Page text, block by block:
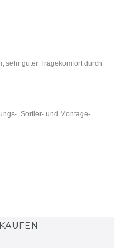
sehr guter Tragekomfort durch
, Sortier- und Montage­